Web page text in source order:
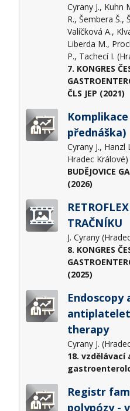
Cyrany J., Kuhn
R., Šembera Š.,
Valíčková A.,
Liberda M.,
P., Tachecí I.
7. KONGRES
ČLS JEP (2021)
přednáška)
Cyrany J., Hanzl
Hradec Králové)
BUDĚJOVICE
(2026)
TRAČNÍKU
J. Cyrany
8. KONGRES
(2025)
Endoscopy
therapy
Cyrany J.
18. vzdělávací
Registr
polypózy -